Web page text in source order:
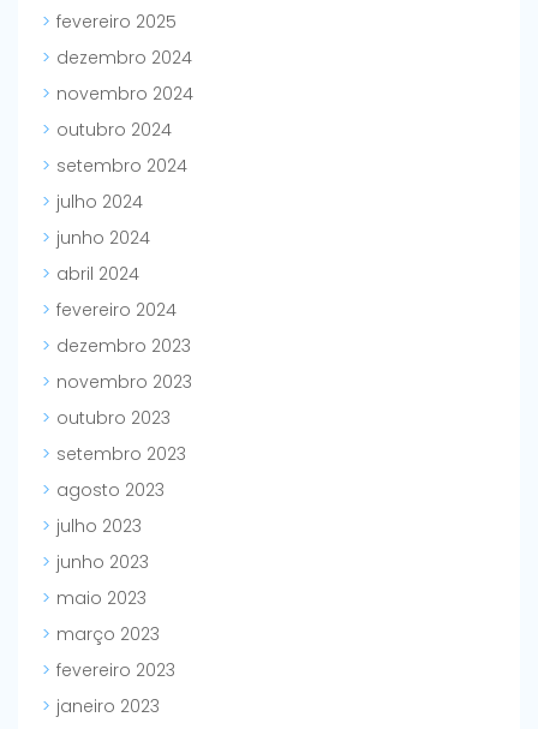
fevereiro 2025
dezembro 2024
novembro 2024
outubro 2024
setembro 2024
julho 2024
junho 2024
abril 2024
fevereiro 2024
dezembro 2023
novembro 2023
outubro 2023
setembro 2023
agosto 2023
julho 2023
junho 2023
maio 2023
março 2023
fevereiro 2023
janeiro 2023